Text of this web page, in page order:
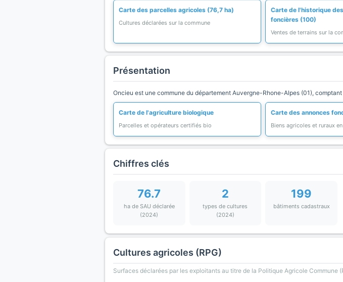
Carte des parcelles agricoles (76,7 ha)
Cultures déclarées sur la commune
Carte de l'historique
foncières (100)
Ventes de terrains sur la
Présentation
Oncieu est une commune du département Auvergne-Rhone-Alpes (01),
Carte de l'agriculture biologique
Parcelles et opérateurs certifiés bio
Carte des annonces
Biens agricoles et ruraux
Chiffres clés
76.7
ha de SAU déclarée
(2024)
2
types de cultures
(2024)
199
bâtiments cadastraux
Cultures agricoles (RPG)
Surfaces déclarées par les exploitants au titre de la Politique Agricole Commune